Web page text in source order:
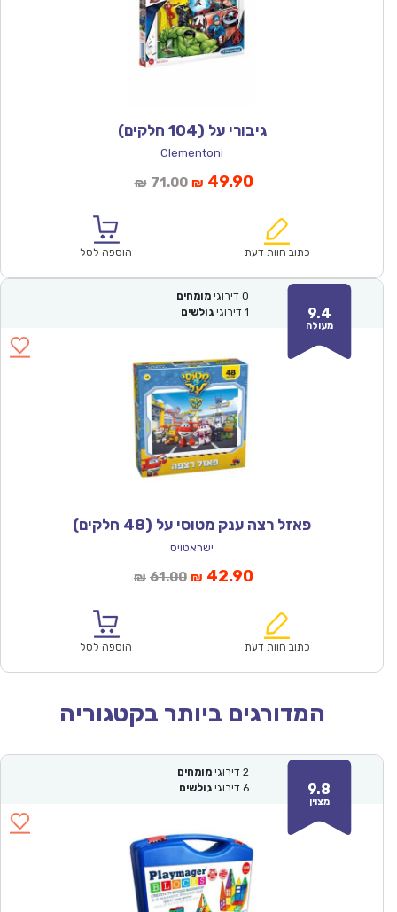
גיבורי על (104 חלקים)
Clementoni
₪ 71.00המחיר
₪71.00.
₪ 49.90המחיר
הוא:
כתוב חוות דעת הוספה לסל
9.4
מעולה
0 דירוגי מומחים
1 דירוגי גולשים
פאזל רצה ענק מטוסי על (48 חלקים)
ישראטויס
₪ 61.00המחיר
₪61.00.
₪ 42.90המחיר
הוא:
כתוב חוות דעת הוספה לסל
המדורגים ביותר בקטגוריה
9.8
מצוין
2 דירוגי מומחים
6 דירוגי גולשים